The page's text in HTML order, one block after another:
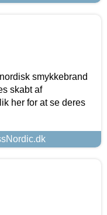
smykkebrand
skabt af
her for at se deres